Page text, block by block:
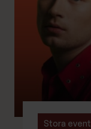
Stora event